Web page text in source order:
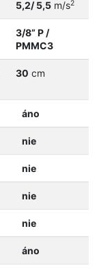
5,2/ 5,5m/s2
3/8” P /
PMMC3
30 cm
áno
nie
nie
nie
nie
áno